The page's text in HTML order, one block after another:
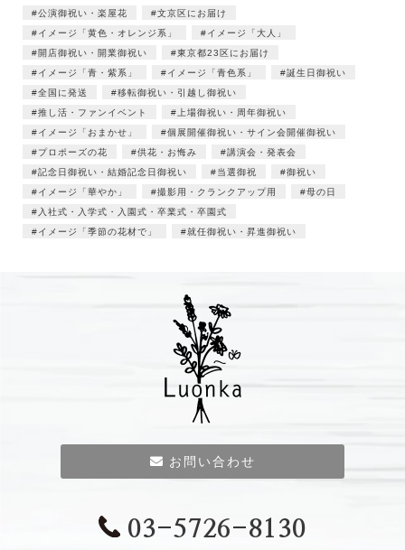
公演御祝い・楽屋花
文京区にお届け
イメージ「黄色・オレンジ系」
イメージ「大人」
開店御祝い・開業御祝い
東京都23区にお届け
イメージ「青・紫系」
イメージ「青色系」
誕生日御祝い
全国に発送
移転御祝い・引越し御祝い
推し活・ファンイベント
上場御祝い・周年御祝い
イメージ「おまかせ」
個展開催御祝い・サイン会開催御祝い
プロポーズの花
供花・お悔み
講演会・発表会
記念日御祝い・結婚記念日御祝い
当選御祝
御祝い
イメージ「華やか」
撮影用・クランクアップ用
母の日
入社式・入学式・入園式・卒業式・卒園式
イメージ「季節の花材で」
就任御祝い・昇進御祝い
お問い合わせ
03-5726-8130